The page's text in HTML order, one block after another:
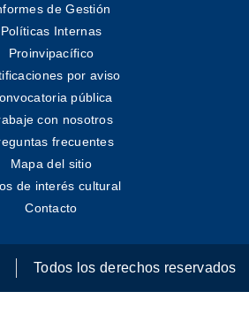
de Gestión
Políticas Internas
Proinvipacífico
por aviso
pública
con nosotros
frecuentes
Mapa del sitio
de interés cultural
Contacto
Todos los derechos reservados